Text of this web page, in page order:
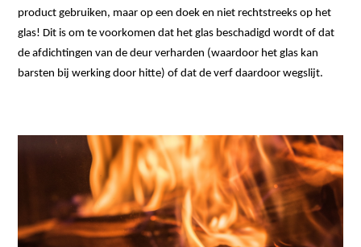
product gebruiken, maar op een doek en niet rechtstreeks op het
glas! Dit is om te voorkomen dat het glas beschadigd wordt of dat
de afdichtingen van de deur verharden (waardoor het glas kan
barsten bij werking door hitte) of dat de verf daardoor wegslijt.